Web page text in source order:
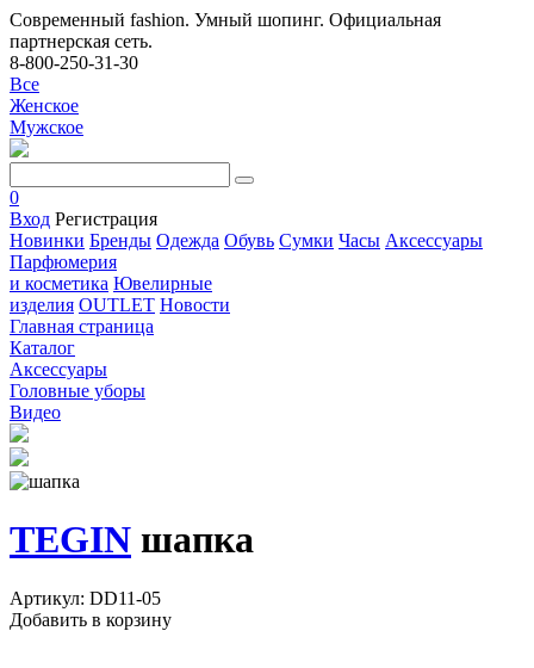
Современный fashion. Умный шопинг. Официальная
партнерская сеть.
8-800-250-31-30
Все
Женское
Мужское
0
Вход Регистрация
Новинки Бренды Одежда Обувь Сумки Часы Аксессуары
Парфюмерия
и косметика Ювелирные
изделия OUTLET Новости
Главная страница
Каталог
Аксессуары
Головные уборы
Видео
TEGIN шапка
Артикул: DD11-05
Добавить в корзину